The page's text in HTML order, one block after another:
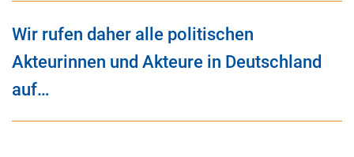
Wir rufen daher alle politischen
Akteurinnen und Akteure in Deutschland
auf…